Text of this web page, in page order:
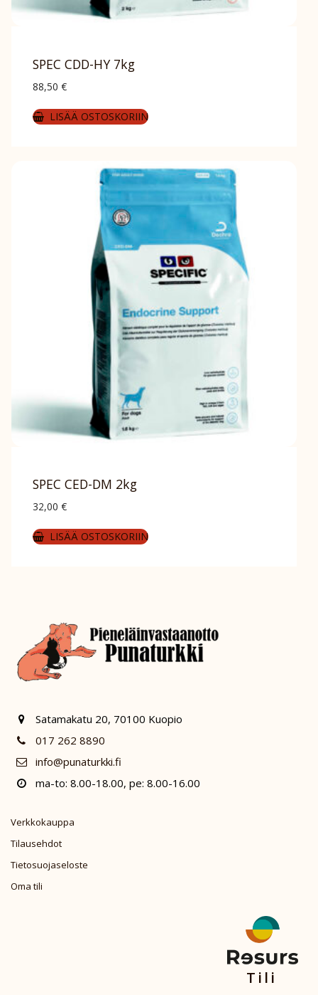
SPEC CDD-HY 7kg
88,50 €
LISÄÄ OSTOSKORIIN
SPEC CED-DM 2kg
32,00 €
LISÄÄ OSTOSKORIIN
Satamakatu 20, 70100 Kuopio
017 262 8890
info@punaturkki.fi
ma-to: 8.00-18.00, pe: 8.00-16.00
Verkkokauppa
Tilausehdot
Tietosuojaseloste
Oma tili
Tili